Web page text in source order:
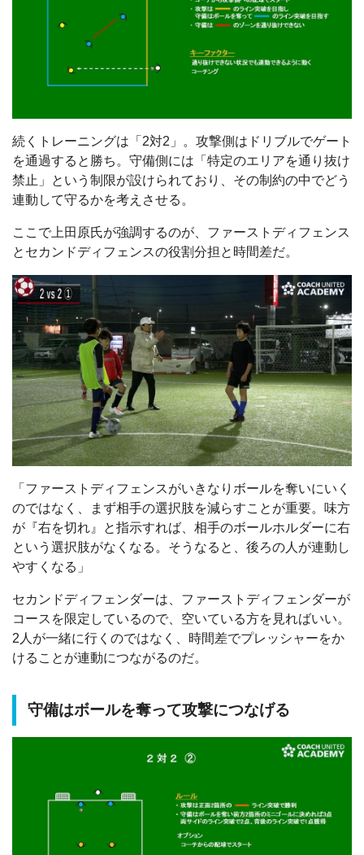
続くトレーニングは「2対2」。攻撃側はドリブルでゲート
を通過すると勝ち。守備側には「特定のエリアを通り抜け
禁止」という制限が設けられており、その制約の中でどう
連動して守るかを考えさせる。
ここで上田原氏が強調するのが、ファーストディフェンス
とセカンドディフェンスの役割分担と時間差だ。
「ファーストディフェンスがいきなりボールを奪いにいく
のではなく、まず相手の選択肢を減らすことが重要。味方
が『右を切れ』と指示すれば、相手のボールホルダーに右
という選択肢がなくなる。そうなると、後ろの人が連動し
やすくなる」
セカンドディフェンダーは、ファーストディフェンダーが
コースを限定しているので、空いている方を見ればいい。
2人が一緒に行くのではなく、時間差でプレッシャーをか
けることが連動につながるのだ。
守備はボールを奪って攻撃につなげる